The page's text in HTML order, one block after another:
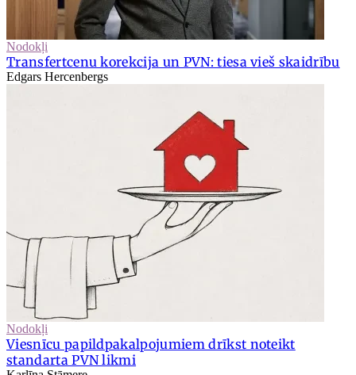
Nodokļi
Transfertcenu korekcija un PVN: tiesa vieš skaidrību
Edgars Hercenbergs
Nodokļi
Viesnīcu papildpakalpojumiem drīkst noteikt
standarta PVN likmi